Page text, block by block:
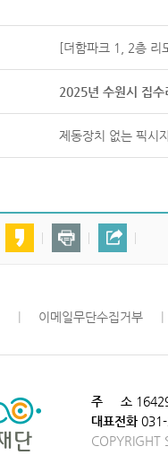
[더함파크 1, 2층 리
2025년 수원시 집수
제동장치 없는 픽시
이메일무단수집거부
주 소
대표전화
COPYRIGHT